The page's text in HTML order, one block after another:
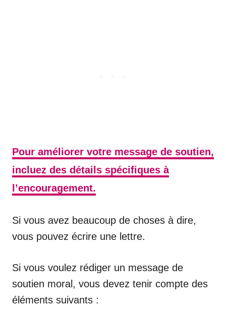
Pour améliorer votre message de soutien,
incluez des détails spécifiques à
l’encouragement.
Si vous avez beaucoup de choses à dire,
vous pouvez écrire une lettre.
Si vous voulez rédiger un message de
soutien moral, vous devez tenir compte des
éléments suivants :